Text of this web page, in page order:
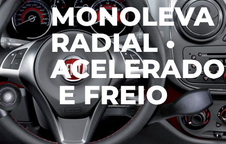
MONOLEVA
RADIAL •
E FREIO